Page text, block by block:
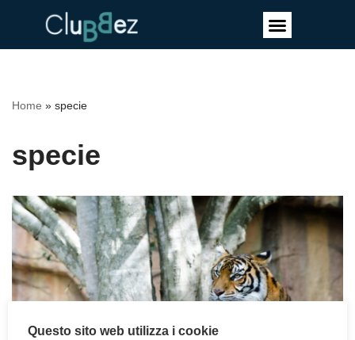
Home » specie
specie
Questo sito web utilizza i cookie